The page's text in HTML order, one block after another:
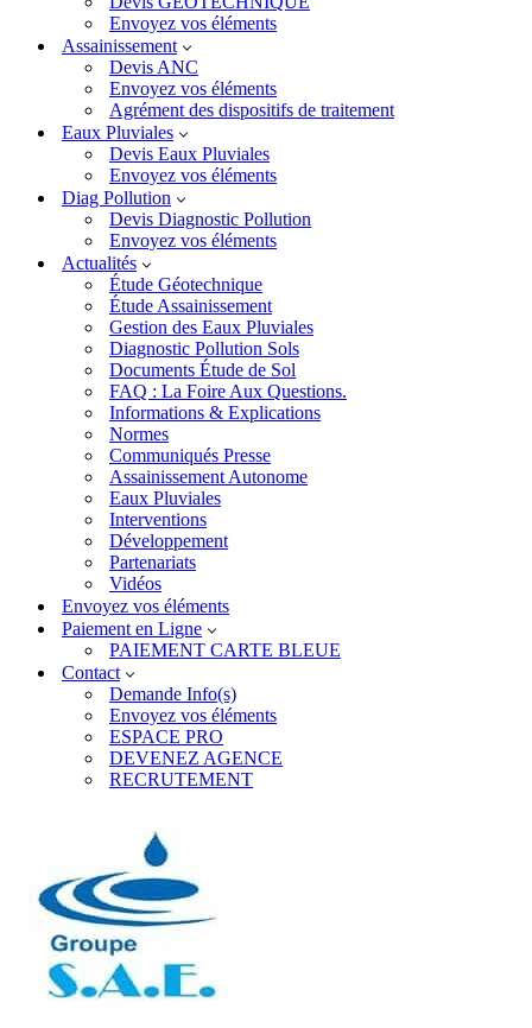
Envoyez vos éléments
Assainissement
Devis ANC
Envoyez vos éléments
Agrément des dispositifs de traitement
Eaux Pluviales
Devis Eaux Pluviales
Envoyez vos éléments
Diag Pollution
Devis Diagnostic Pollution
Envoyez vos éléments
Actualités
Étude Géotechnique
Étude Assainissement
Gestion des Eaux Pluviales
Diagnostic Pollution Sols
Documents Étude de Sol
FAQ : La Foire Aux Questions.
Informations & Explications
Normes
Communiqués Presse
Assainissement Autonome
Eaux Pluviales
Interventions
Développement
Partenariats
Vidéos
Envoyez vos éléments
Paiement en Ligne
PAIEMENT CARTE BLEUE
Contact
Demande Info(s)
Envoyez vos éléments
ESPACE PRO
DEVENEZ AGENCE
RECRUTEMENT